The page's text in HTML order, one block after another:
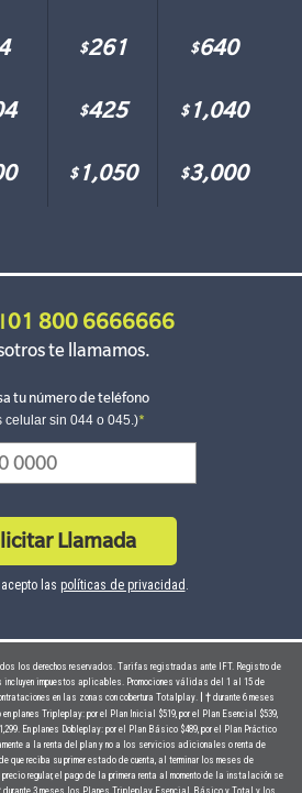
$261 $640
$425 $1,040
$1,050 $3,000
01 800 6666666
te llamamos.
tu número de teléfono
celular sin 044 o 045.)*
Llamada
las políticas de privacidad .
los derechos reservados. Tarifas registradas ante IFT. Registro de
incluyen impuestos aplicables. Promociones válidas del 1 al 15 de
en las zonas con cobertura Totalplay.
| † durante 6 meses
en planes Tripleplay: por el Plan Inicial $519, por el Plan Esencial $539,
En planes Dobleplay: por el Plan Básico $489, por el Plan Práctico
a la renta del plan y no a los servicios adicionales o renta de
reciba su primer estado de cuenta, al terminar los meses de
regular, el pago de la primera renta al momento de la instalación se